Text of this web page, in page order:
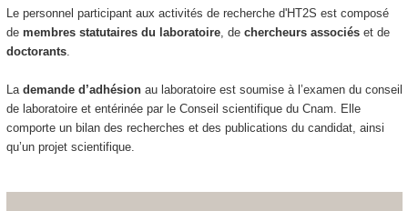
Le personnel participant aux activités de recherche d'HT2S est composé
de membres statutaires du laboratoire, de chercheurs associéset de
doctorants.
La demande d’adhésionau laboratoire est soumise à l’examen du conseil
de laboratoire et entérinée par le Conseil scientifique du Cnam. Elle
comporte un bilan des recherches et des publications du candidat, ainsi
qu’un projet scientifique.